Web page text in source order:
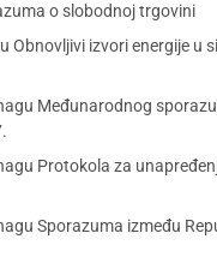
o slobodnoj trgovini
izvori energije u
Međunarodnog
Protokola za
Sporazuma između